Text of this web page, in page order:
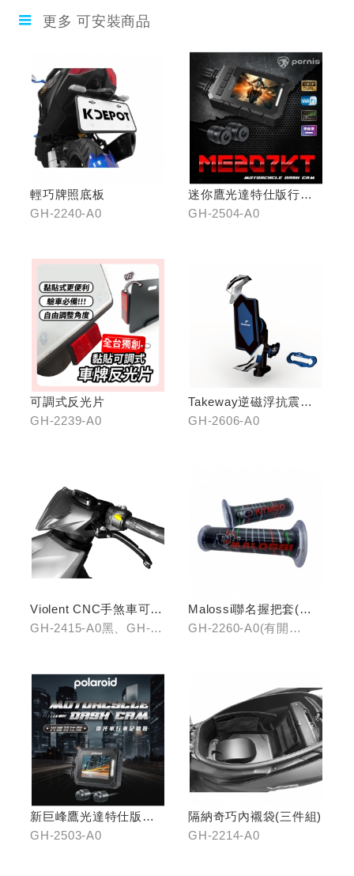
更多 可安裝商品
輕巧牌照底板
GH-2240-A0
迷你鷹光達特仕版行車
記錄器
GH-2504-A0
可調式反光片
GH-2239-A0
Takeway逆磁浮抗震手
機架
GH-2606-A0
Violent CNC手煞車可調
拉桿(黑/銀/鈦)
GH-2415-A0黑、GH-
Malossi聯名握把套(有
開口)/(無開口)
GH-2260-A0(有開
新巨峰鷹光達特仕版行
車紀錄器
GH-2503-A0
隔納奇巧內襯袋(三件組)
GH-2214-A0